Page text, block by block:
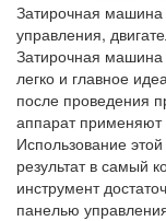
Затирочная машина
управления,
Затирочная
легко и главное
после проведения
аппарат применяют
Использование
результат в самый
инструмент
панелью